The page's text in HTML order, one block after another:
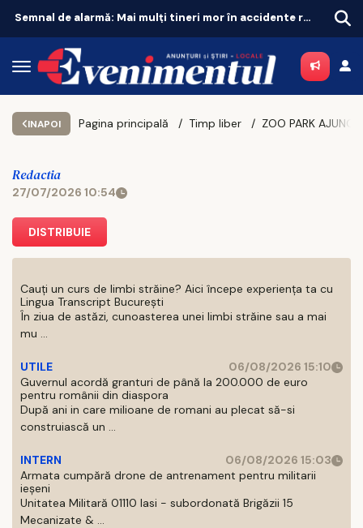
Drumul expres Tișița - Albița, blocat după explozia costurilor!
INAPOI Pagina principală Timp liber
Redactia
27/07/2026 10:54
DISTRIBUIE
Cauți un curs de limbi străine? Aici începe experiența ta cu
Lingua Transcript București
În ziua de astăzi, cunoasterea unei limbi străine sau a mai
mu ...
UTILE
06/08/2026 15:10
Guvernul acordă granturi de până la 200.000 de euro
pentru românii din diaspora
După ani in care milioane de romani au plecat să-si
construiască un ...
INTERN
06/08/2026 15:03
Armata cumpără drone de antrenament pentru militarii
ieșeni
Unitatea Militară 01110 Iasi - subordonată Brigăzii 15
Mecanizate & ...